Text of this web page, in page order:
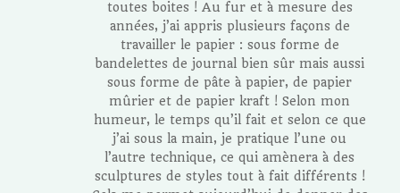
toutes boites ! Au fur et à mesure des
années, j’ai appris plusieurs façons de
travailler le papier : sous forme de
bandelettes de journal bien sûr mais aussi
sous forme de pâte à papier, de papier
mûrier et de papier kraft ! Selon mon
humeur, le temps qu’il fait et selon ce que
j’ai sous la main, je pratique l’une ou
l’autre technique, ce qui amènera à des
sculptures de styles tout à fait différents !